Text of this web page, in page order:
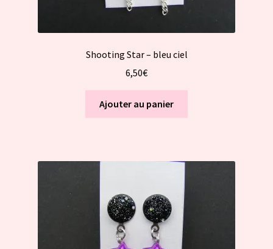
Shooting Star – bleu ciel
6,50€
Ajouter au panier